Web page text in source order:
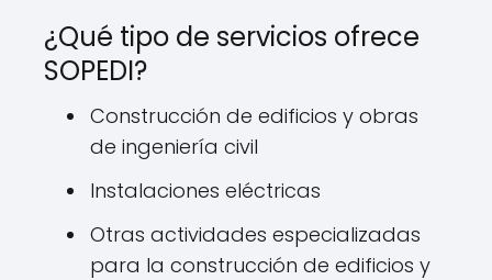
¿Qué tipo de servicios ofrece
SOPEDI?
Construcción de edificios y obras
de ingeniería civil
Instalaciones eléctricas
Otras actividades especializadas
para la construcción de edificios y